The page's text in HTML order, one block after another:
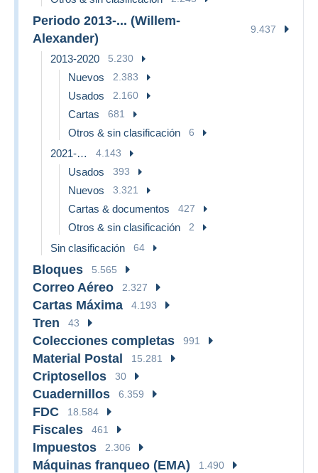
Periodo 2013-... (Willem-
Alexander)
9.437
2013-2020 5.230
Nuevos 2.383
Usados 2.160
Cartas 681
Otros & sin clasificación 6
2021-… 4.143
Usados 393
Nuevos 3.321
Cartas & documentos 427
Otros & sin clasificación 2
Sin clasificación 64
Bloques 5.565
Correo Aéreo 2.327
Cartas Máxima 4.193
Tren 43
Colecciones completas 991
Material Postal 15.281
Criptosellos 30
Cuadernillos 6.359
FDC 18.584
Fiscales 461
Impuestos 2.306
Máquinas franqueo (EMA) 1.490